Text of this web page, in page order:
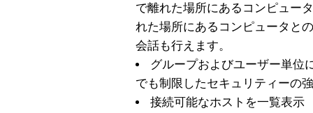
で離れた場所にあるコンピュー
れた場所にあるコンピュータと
会話も行えます。
グループおよびユーザー単位
でも制限したセキュリティーの
接続可能なホストを一覧表示